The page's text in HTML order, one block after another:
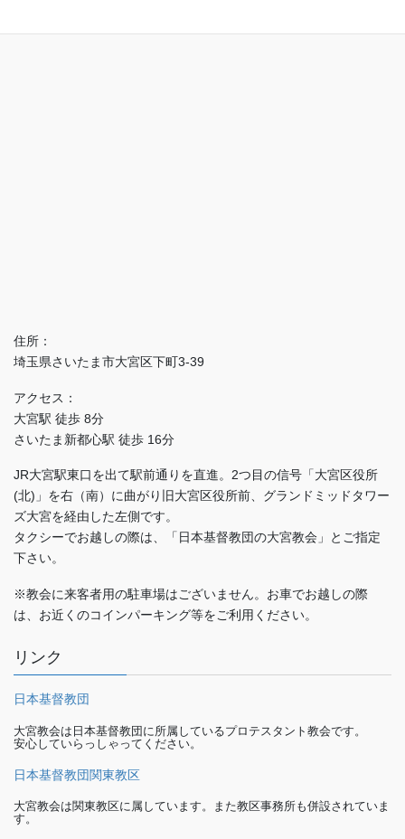
住所：
埼玉県さいたま市大宮区下町3-39
アクセス：
大宮駅 徒歩 8分
さいたま新都心駅 徒歩 16分
JR大宮駅東口を出て駅前通りを直進。2つ目の信号「大宮区役所
(北)」を右（南）に曲がり旧大宮区役所前、グランドミッドタワー
ズ大宮を経由した左側です。
タクシーでお越しの際は、「日本基督教団の大宮教会」とご指定
下さい。
※教会に来客者用の駐車場はございません。お車でお越しの際
は、お近くのコインパーキング等をご利用ください。
リンク
日本基督教団
大宮教会は日本基督教団に所属しているプロテスタント教会です。
安心していらっしゃってください。
日本基督教団関東教区
大宮教会は関東教区に属しています。また教区事務所も併設されていま
す。